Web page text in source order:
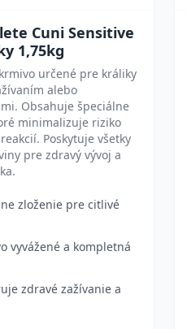
Cuni Sensitive
1,75kg
určené pre králiky
alebo
Obsahuje špeciálne
minimalizuje riziko
Poskytuje všetky
pre zdravý vývoj a
zloženie pre citlivé
vyvážené a kompletná
zdravé zažívanie a